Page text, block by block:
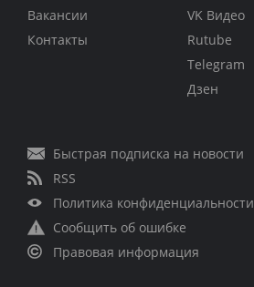
Вакансии
Контакты
VK Видео
Rutube
Telegram
Дзен
Быстрая подписка на новости
RSS
Политика конфиденциальности
Сообщить об ошибке
Правовая информация